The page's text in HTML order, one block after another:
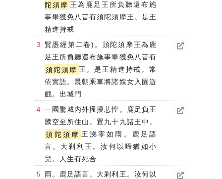
陀須摩 王為鹿足王所負聽還布施
事畢獲免八昔有須陀須摩王。是王
精進持戒
賢愚經第二卷)。須陀須摩王為鹿
足王所負聽還布施事畢獲免八昔有
須陀須摩 王。是王精進持戒。常
依實語。晨朝乘車將諸婇女入園遊
戲。出城門
一國驚城內外搔擾悲惶。鹿足負王
騰空至所住山。置九十九諸王中。
須陀須摩 王涕零如雨。鹿足語
言。大剎利王。汝何以啼猶如小
兒。人生有死合
雨。鹿足語言。大剎利王。汝何以